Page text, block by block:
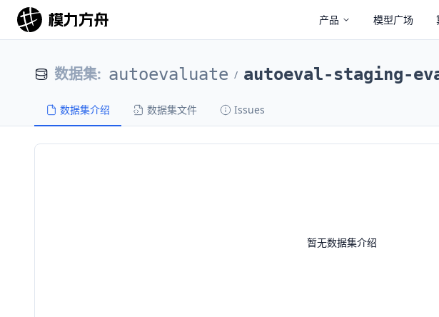
产品 模型广场
数据集: autoevaluate / autoeval-staging-
数据集介绍 数据集文件 Issues
暂无数据集介绍